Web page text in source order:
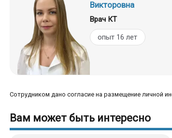
Викторовна
Врач КТ
опыт 16 лет
Сотрудником дано согласие на размещение личной
Вам может быть интересно